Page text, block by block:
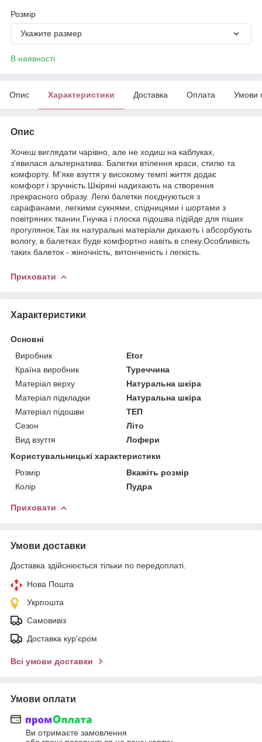
Розмір
Укажите размер
В наявності
Опис Характеристики Доставка Оплата Умови
Опис
Хочеш виглядати чарівно, але не ходиш на каблуках,
з'явилася альтернатива. Балетки втілення краси, стилю та
комфорту. М'яке взуття у високому темпі життя додає
комфорт і зручність.Шкіряні надихають на створення
прекрасного образу. Легкі балетки поєднуються з
сарафанами, легкими сукнями, спідницями і шортами з
повітряних тканин.Гнучка і плоска підошва підійде для піших
прогулянок.Так як натуральні матеріали дихають і абсорбують
вологу, в балетках буде комфортно навіть в спеку.Особливість
таких балеток - жіночність, витонченість і легкість.
Приховати
Характеристики
Основні
Виробник
Etor
Країна виробник
Туреччина
Матеріал верху
Натуральна шкіра
Матеріал підкладки
Натуральна шкіра
Матеріал підошви
ТЕП
Сезон
Літо
Вид взуття
Лофери
Користувальницькі характеристики
Розмір
Вкажіть розмір
Колір
Пудра
Приховати
Умови доставки
Доставка здійснюється тільки по передоплаті.
Нова Пошта
Укрпошта
Самовивіз
Доставка кур'єром
Всі умови доставки
Умови оплати
Ви отримаєте замовлення